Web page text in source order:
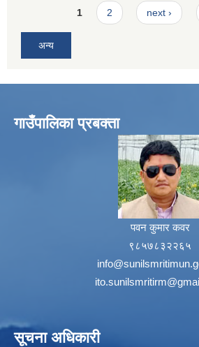
Pages1 2 next ›
अन्य
गाउँपालिका प्रबक्ता
पवन कुमार कवर
९८५७८३२२६५
सूचना अधिकारी